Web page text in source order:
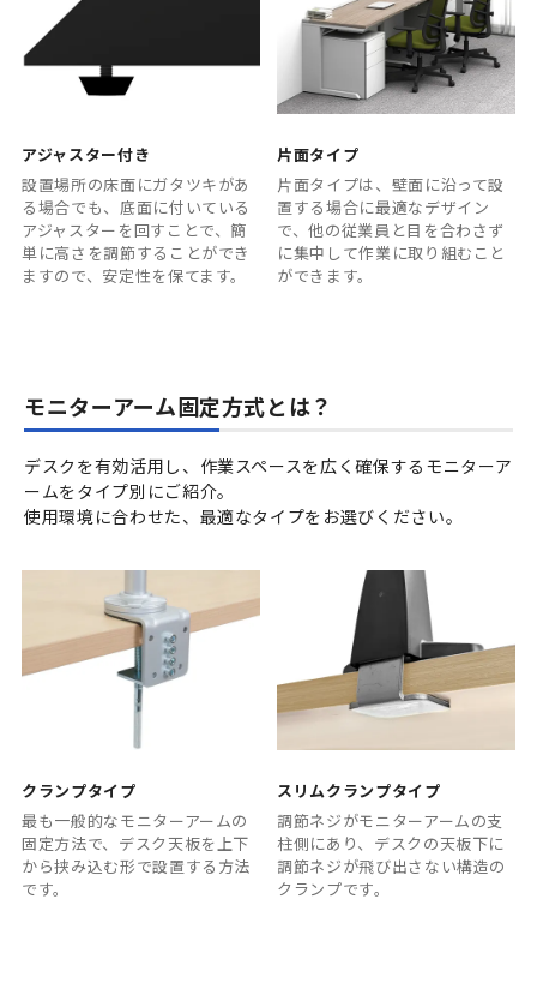
アジャスター付き
設置場所の床面にガタツキがあ
る場合でも、底面に付いている
アジャスターを回すことで、簡
単に高さを調節することができ
ますので、安定性を保てます。
片面タイプ
片面タイプは、壁面に沿って設
置する場合に最適なデザイン
で、他の従業員と目を合わさず
に集中して作業に取り組むこと
ができます。
モニターアーム固定方式とは？
デスクを有効活用し、作業スペースを広く確保するモニターア
ームをタイプ別にご紹介。
使用環境に合わせた、最適なタイプをお選びください。
クランプタイプ
最も一般的なモニターアームの
固定方法で、デスク天板を上下
から挟み込む形で設置する方法
です。
スリムクランプタイプ
調節ネジがモニターアームの支
柱側にあり、デスクの天板下に
調節ネジが飛び出さない構造の
クランプです。